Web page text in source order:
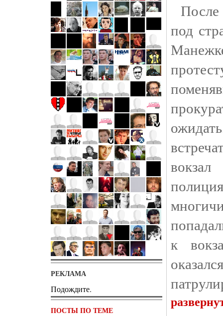
РЕКЛАМА
Подождите.
ПОСТЫ ПО ТЕМЕ
под
к